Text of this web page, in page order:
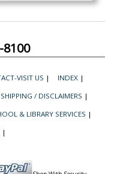
VISIT US | INDEX |
/ DISCLAIMERS |
& LIBRARY SERVICES |
|